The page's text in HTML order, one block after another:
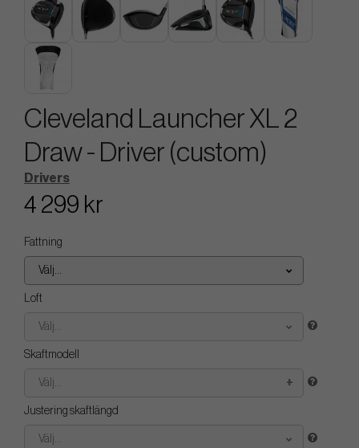
Cleveland Launcher XL 2
Draw - Driver (custom)
Drivers
4 299 kr
Fattning
Välj...
Loft
Välj...
Skaftmodell
Välj...
Justering skaftlängd
Välj...